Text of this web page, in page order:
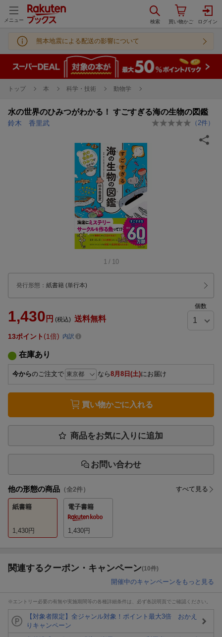
メニュー
熊本地震による配送の影響について
トップ 本 科学・技術 動物学
水の世界のひみつがわかる！ すごすぎる海の生物の図鑑
鈴木 香里武 （ 2件）
1 / 10
発行形態 ： 紙書籍 (単行本)
1,430 円 (税込) 送料無料
個数
13ポイント 1倍 内訳
在庫あり
今からのご注文で なら8月8日(土)にお届け
買い物かごに入れる
商品をお気に入りに追加
お問い合わせ
他の形態の商品 （全2件） すべて見る
紙書籍
1,430円
電子書籍
1,430円
関連するクーポン・キャンペーン(10件)
開催中のキャンペーンをもっと見る
※エントリー必要の有無や実施期間等の各種詳細条件は、必ず各説明頁でご確認ください。
【対象者限定】全ジャンル対象！ポイント最大3倍 おかえ
りキャンペーン